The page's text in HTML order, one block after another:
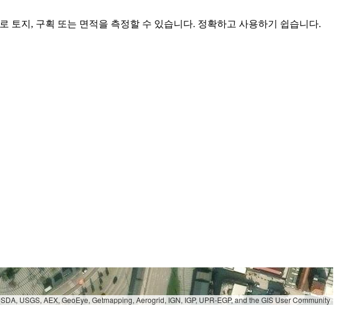
토지, 구획 또는 면적을 측정할 수 있습니다. 정확하고 사용하기 쉽습니다.
USGS, AEX, GeoEye, Getmapping, Aerogrid, IGN, IGP, UPR-EGP, and the GIS User Community